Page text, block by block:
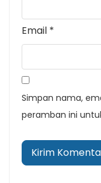
Email *
Simpan nama,
peramban ini